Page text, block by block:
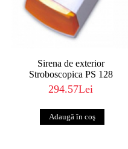
Sirena de exterior
Stroboscopica PS 128
294.57Lei